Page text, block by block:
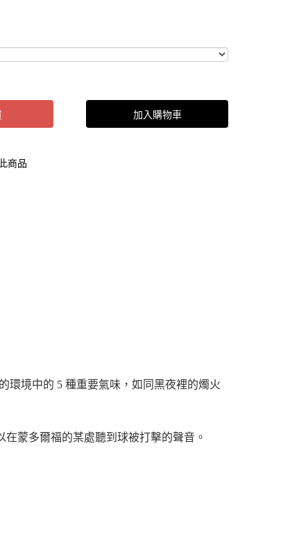
加入購物車
商品
環境中的 5 種重要氣味，如同黑夜裡的燭火
蒙多爾福的某處聽到球被打擊的聲音。